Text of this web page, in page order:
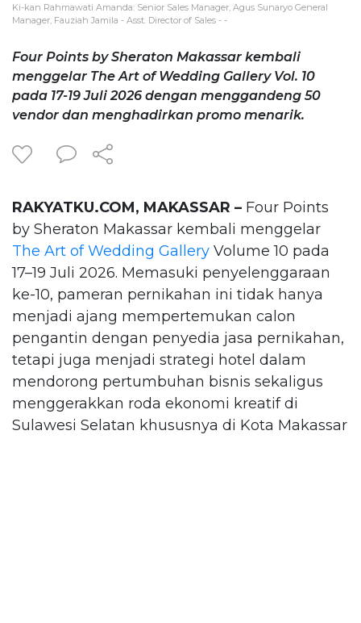
Ki-kan ⁠Rahmawati Amanda: Senior Sales Manager, Agus Sunaryo General
Manager, Fauziah Jamila - Asst. Director of Sales - -
Four Points by Sheraton Makassar kembali
menggelar The Art of Wedding Gallery Vol. 10
pada 17-19 Juli 2026 dengan menggandeng 50
vendor dan menghadirkan promo menarik.
RAKYATKU.COM, MAKASSAR – Four Points
by Sheraton Makassar kembali menggelar
The Art of Wedding Gallery Volume 10 pada
17–19 Juli 2026. Memasuki penyelenggaraan
ke-10, pameran pernikahan ini tidak hanya
menjadi ajang mempertemukan calon
pengantin dengan penyedia jasa pernikahan,
tetapi juga menjadi strategi hotel dalam
mendorong pertumbuhan bisnis sekaligus
menggerakkan roda ekonomi kreatif di
Sulawesi Selatan khususnya di Kota Makassar